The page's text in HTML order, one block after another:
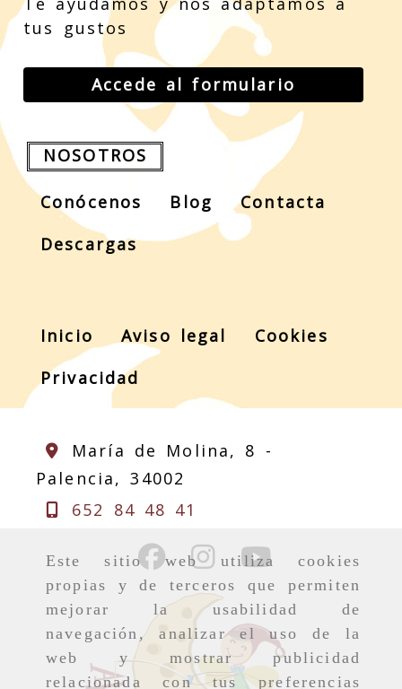
Este sitio web utiliza cookies
propias y de terceros que permiten
mejorar la usabilidad de
navegación, analizar el uso de la
web y mostrar publicidad
relacionada con tus preferencias
tus gustos
Accede al formulario
NOSOTROS
Conócenos Blog
Contacta
Descargas
Inicio Aviso legal
Cookies
Privacidad
María de Molina, 8 -
Palencia,34002
652 84 48 41